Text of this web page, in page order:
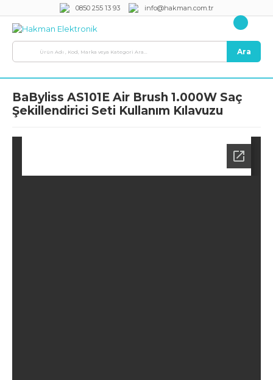
0850 255 13 93 info@hakman.com.tr
Ara
BaByliss AS101E Air Brush 1.000W Saç
Şekillendirici Seti Kullanım Kılavuzu